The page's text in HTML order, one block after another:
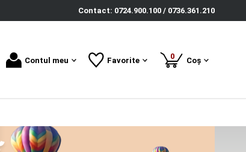
Contact: 0724.900.100 / 0736.361.210
Contul meu Favorite 0produse
Coș